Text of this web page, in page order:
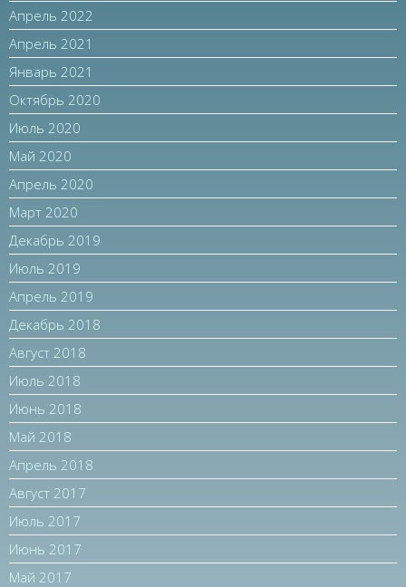
Апрель 2022
Апрель 2021
Январь 2021
Октябрь 2020
Июль 2020
Май 2020
Апрель 2020
Март 2020
Декабрь 2019
Июль 2019
Апрель 2019
Декабрь 2018
Август 2018
Июль 2018
Июнь 2018
Май 2018
Апрель 2018
Август 2017
Июль 2017
Июнь 2017
Май 2017